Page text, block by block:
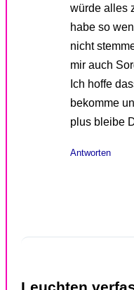
würde alles
habe so
nicht
mir auch
Ich hoffe
bekomme
plus bleibe
Antworten